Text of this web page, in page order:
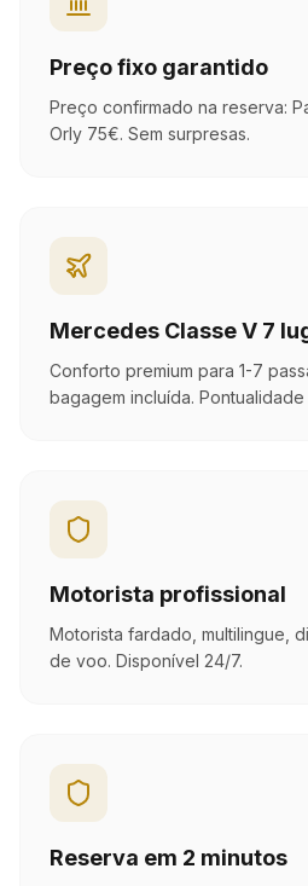
Preço fixo garantido
Preço confirmado na reserva:
Orly 75€. Sem surpresas.
Mercedes Classe V 7
Conforto premium para 1-7
bagagem incluída. Pontualidade
Motorista profissional
Motorista fardado, multilingue,
de voo. Disponível 24/7.
Reserva em 2 minutos